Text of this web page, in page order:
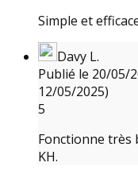
Simple et
Davy L.
Publié le 20/05/
12/05/2025)
5
Fonctionne très
KH.